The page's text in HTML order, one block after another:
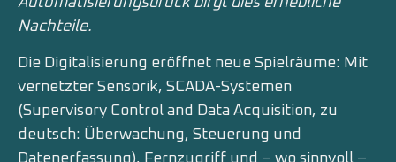
Nachteile.
Die Digitalisierung eröffnet neue Spielräume: Mit
vernetzter Sensorik, SCADA-Systemen
(Supervisory Control and Data Acquisition, zu
deutsch: Überwachung, Steuerung und
Datenerfassung), Fernzugriff und – wo sinnvoll –